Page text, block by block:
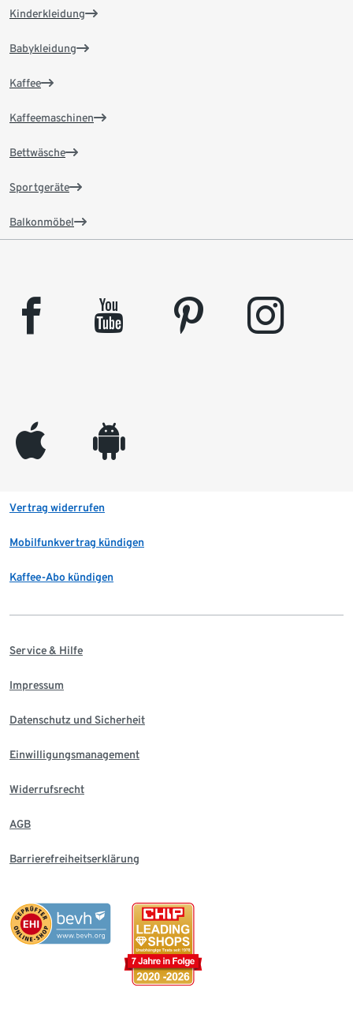
Kinderkleidung
Babykleidung
Kaffee
Kaffeemaschinen
Bettwäsche
Sportgeräte
Balkonmöbel
facebook youtube pinterest instagram
appleinc android
Vertrag widerrufen
Mobilfunkvertrag kündigen
Kaffee-Abo kündigen
Service & Hilfe
Impressum
Datenschutz und Sicherheit
Einwilligungsmanagement
Widerrufsrecht
AGB
Barrierefreiheitserklärung